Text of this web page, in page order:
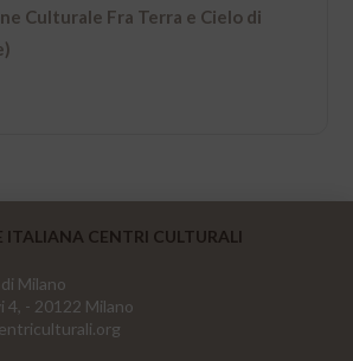
Culturale Fra Terra e Cielo di
CENTRI CULTURALI
Milano
4, - 20122 Milano